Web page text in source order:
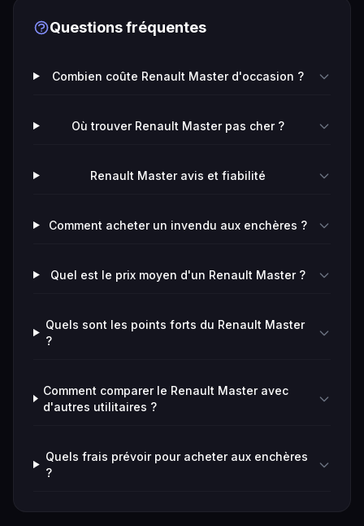
Questions fréquentes
Combien coûte Renault Master d'occasion ?
Où trouver Renault Master pas cher ?
Renault Master avis et fiabilité
Comment acheter un invendu aux enchères ?
Quel est le prix moyen d'un Renault Master ?
Quels sont les points forts du Renault Master
?
Comment comparer le Renault Master avec
d'autres utilitaires ?
Quels frais prévoir pour acheter aux enchères
?